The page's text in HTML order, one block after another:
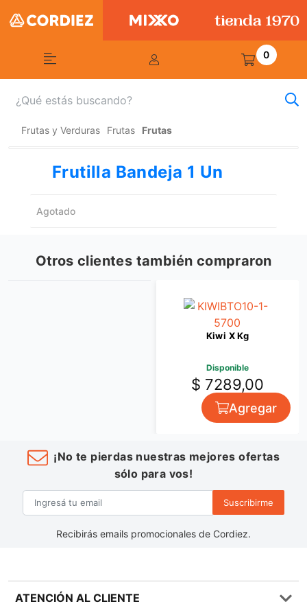
0
Frutas y Verduras Frutas Frutas
Frutilla Bandeja 1 Un
Agotado
Otros clientes también compraron
Kiwi X Kg
Disponible
$ 7289,00
Agregar
¡No te pierdas nuestras mejores ofertas
sólo para vos!
Suscribirme
Recibirás emails promocionales de Cordiez.
ATENCIÓN AL CLIENTE